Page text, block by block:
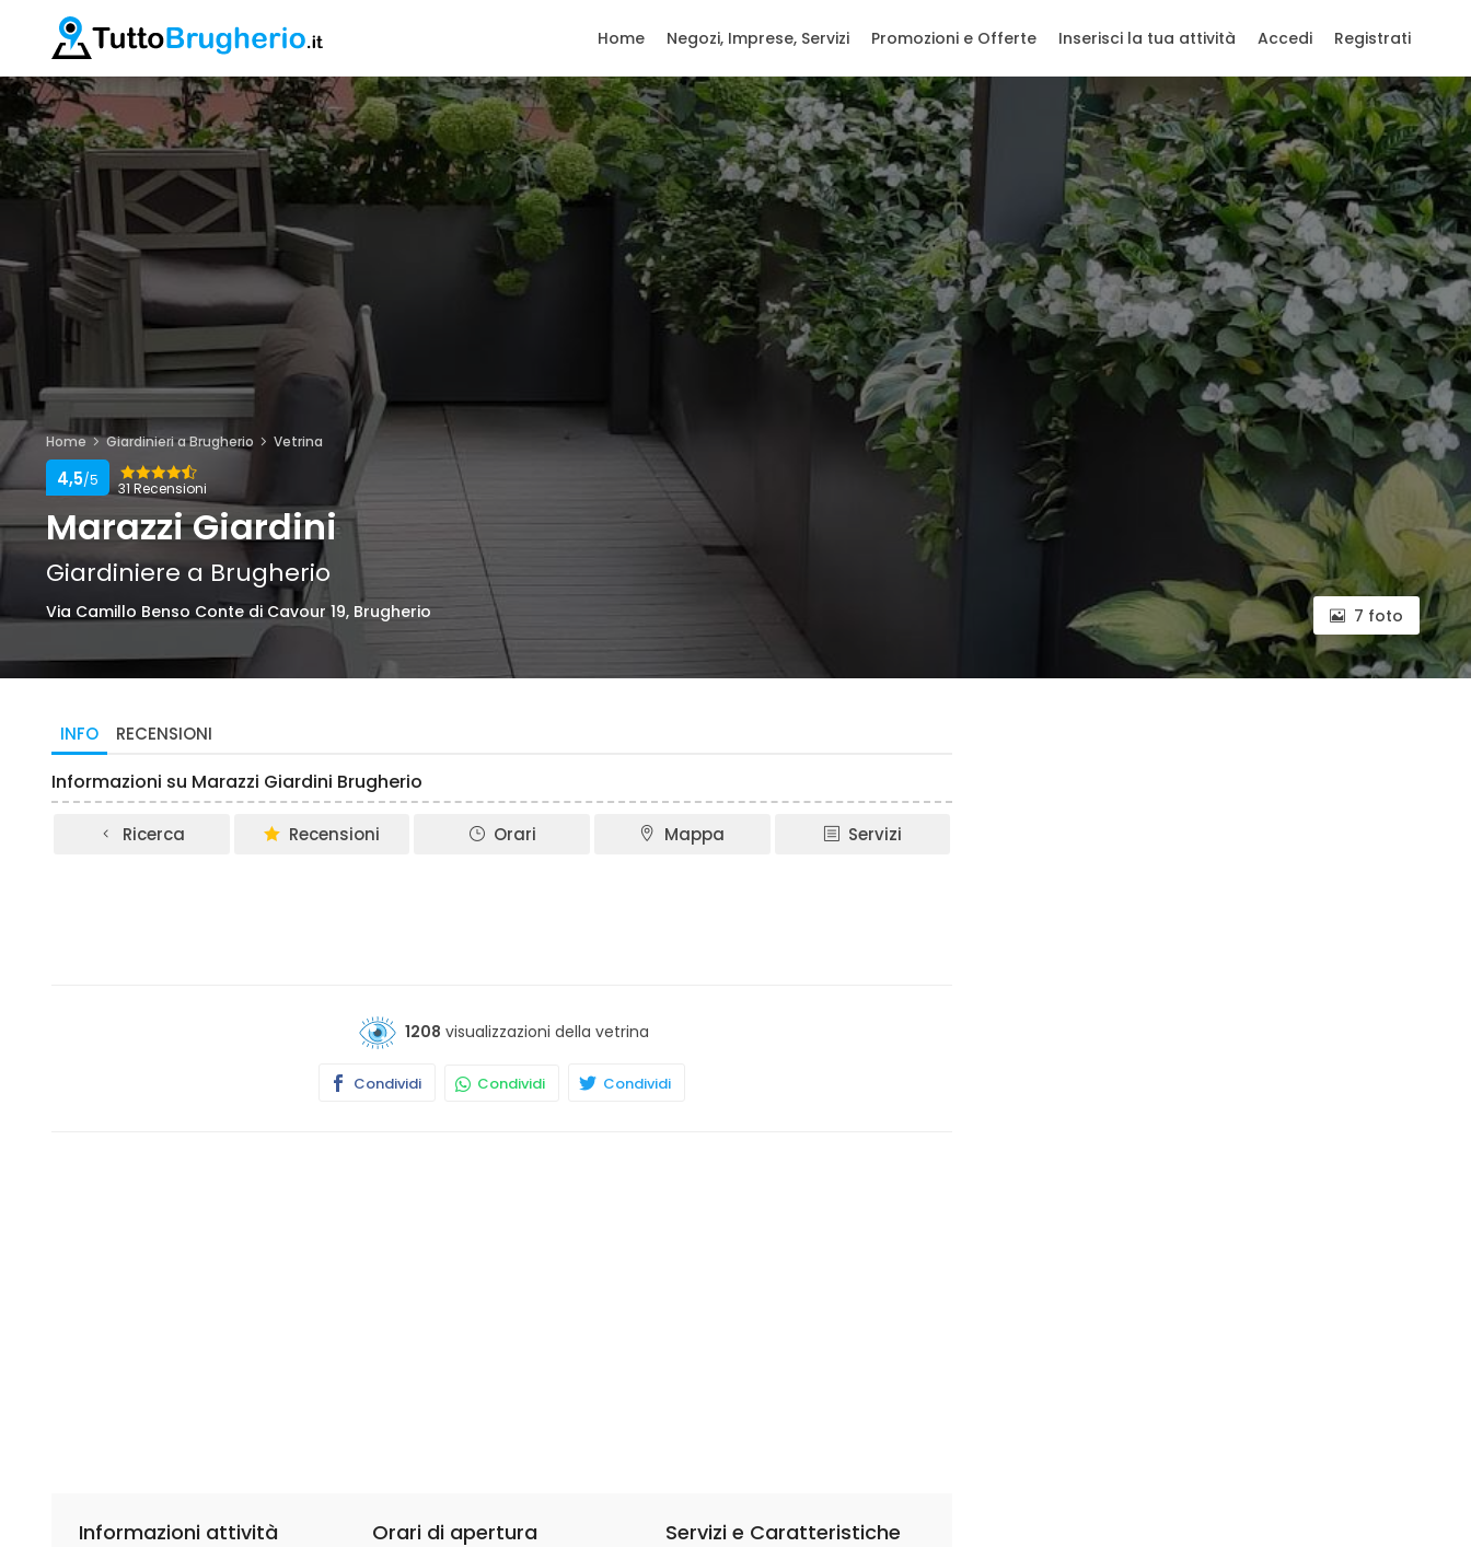
Home Negozi, Imprese, Servizi Promozioni e Offerte Inserisci la tua attività Accedi Registrati
Home Giardinieri a Brugherio Vetrina
31 Recensioni
4,5/5
Marazzi Giardini
Giardiniere a Brugherio
Via Camillo Benso Conte di Cavour 19, Brugherio 7 foto
INFO RECENSIONI
Informazioni su Marazzi Giardini Brugherio
Ricerca Recensioni Orari Mappa Servizi
1208 visualizzazioni della vetrina
Condividi Condividi Condividi
Informazioni attività Orari di apertura Servizi e Caratteristiche